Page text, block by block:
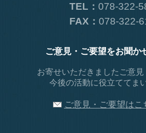
TEL： 078-322-
FAX： 078-322-
ご意見・ご要望をお聞か
お寄せいただきましたご意見
今後の活動に役立ててま
ご意見・ご要望はこ